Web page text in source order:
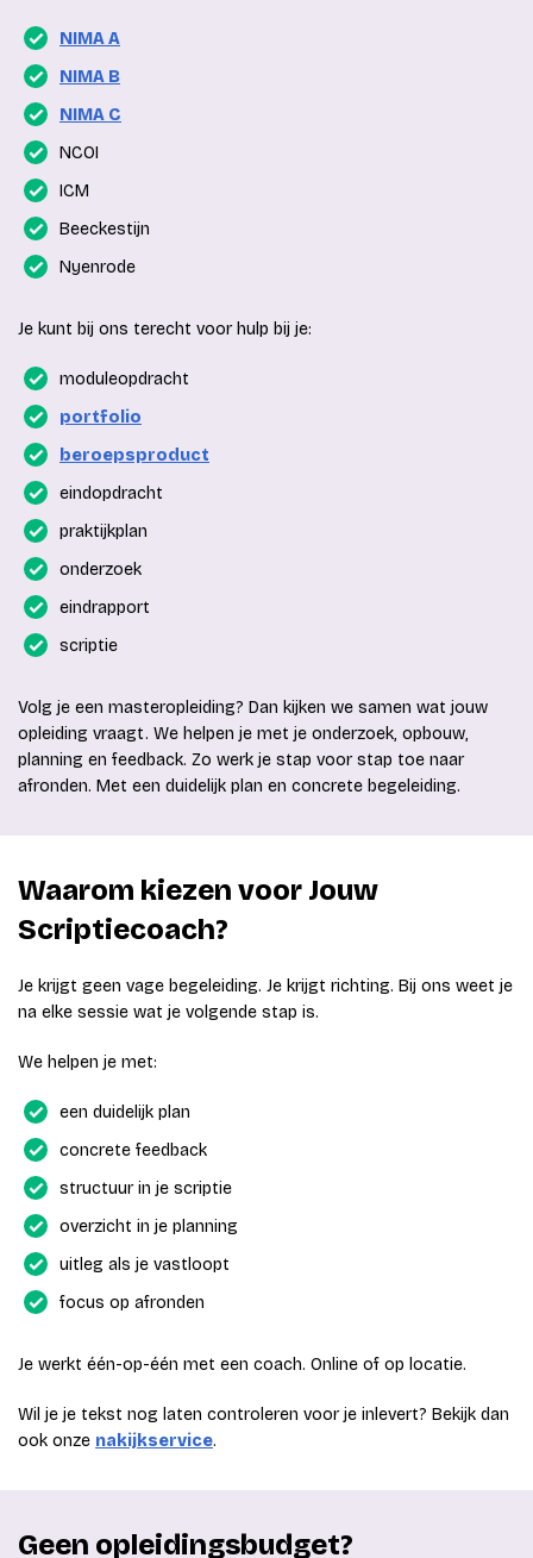
NIMA A
NIMA B
NIMA C
NCOI
ICM
Beeckestijn
Nyenrode
Je kunt bij ons terecht voor hulp bij je:
moduleopdracht
portfolio
beroepsproduct
eindopdracht
praktijkplan
onderzoek
eindrapport
scriptie
Volg je een masteropleiding? Dan kijken we samen wat jouw
opleiding vraagt. We helpen je met je onderzoek, opbouw,
planning en feedback. Zo werk je stap voor stap toe naar
afronden. Met een duidelijk plan en concrete begeleiding.
Waarom kiezen voor Jouw
Scriptiecoach?
Je krijgt geen vage begeleiding. Je krijgt richting. Bij ons weet je
na elke sessie wat je volgende stap is.
We helpen je met:
een duidelijk plan
concrete feedback
structuur in je scriptie
overzicht in je planning
uitleg als je vastloopt
focus op afronden
Je werkt één-op-één met een coach. Online of op locatie.
Wil je je tekst nog laten controleren voor je inlevert? Bekijk dan
ook onze nakijkservice.
Geen opleidingsbudget?